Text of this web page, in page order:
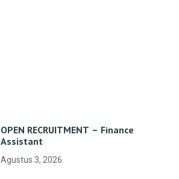
OPEN RECRUITMENT – Finance
Assistant
Agustus 3, 2026